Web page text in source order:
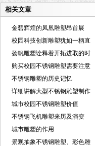
相关文章
金碧辉煌的凤凰雕塑昂首展
翅，以完
校园科技创新雕塑犹如一柄直
指苍
扬帆雕塑诠释着开拓进取的时
代精
购买校园不锈钢雕塑需要注意
哪些
不锈钢雕塑的历史记忆
详细讲解大型不锈钢雕塑制作
施工
城市校园不锈钢雕塑价值
不锈钢飞机雕塑来历及演变
城市雕塑的作用
景观抽象不锈钢雕塑、彩色雕